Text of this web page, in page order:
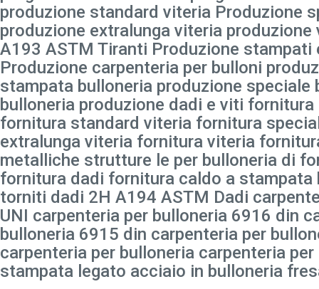
produzione standard viteria Produzione
produzione extralunga viteria
A193 ASTM Tiranti Produzione stampati
Produzione carpenteria per bulloni
stampata bulloneria produzione speciale
bulloneria produzione dadi e viti
fornitura standard viteria fornitura
extralunga viteria fornitura viteria
metalliche strutture le per bulloneria di
fornitura dadi fornitura caldo a stampata
torniti dadi 2H A194 ASTM Dadi
UNI carpenteria per bulloneria 6916 din
bulloneria 6915 din carpenteria per
carpenteria per bulloneria carpenteria
stampata legato acciaio in bulloneria